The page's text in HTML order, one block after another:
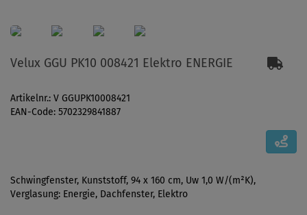
Velux GGU PK10 008421 Elektro ENERGIE
Artikelnr.: V GGUPK10008421
EAN-Code: 5702329841887
Schwingfenster, Kunststoff, 94 x 160 cm, Uw 1,0 W/(m²K),
Verglasung: Energie, Dachfenster, Elektro